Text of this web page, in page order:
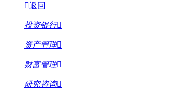
返回
投资银行
资产管理
财富管理
研究咨询